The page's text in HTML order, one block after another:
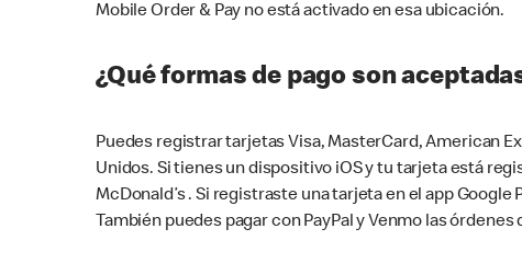
Mobile Order & Pay no está activado en esa ubicación.
¿Qué formas de pago son
Puedes registrar tarjetas Visa, MasterCard, American
Unidos. Si tienes un dispositivo iOS y tu tarjeta está
McDonald’s . Si registraste una tarjeta en el app
También puedes pagar con PayPal y Venmo las